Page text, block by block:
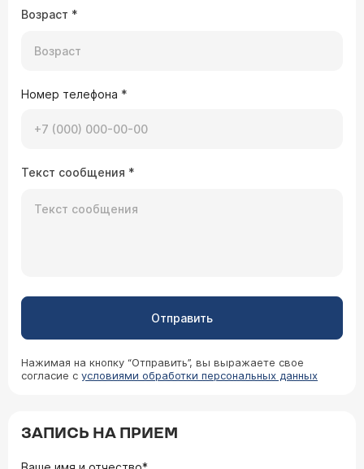
Возраст *
Номер телефона *
Текст сообщения *
Отправить
Нажимая на кнопку “Отправить”, вы выражаете свое
согласие с условиями обработки персональных данных
ЗАПИСЬ НА ПРИЕМ